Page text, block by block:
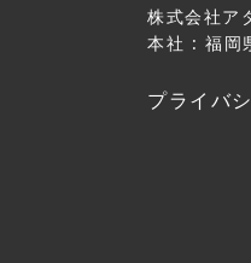
株式会社
本社 : 福岡
プライバ